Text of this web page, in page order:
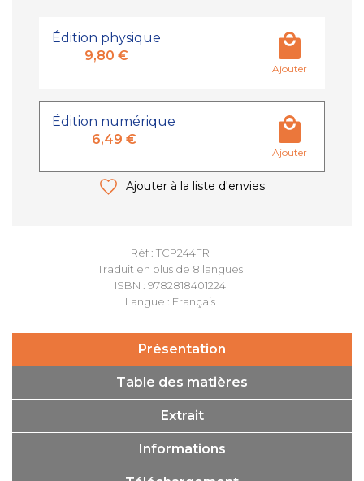
Réf : TCP244FR
Traduit en plus de 8 langues
ISBN : 9782818401224
Langue : Français
Édition physique
9,80 €
Ajouter
Édition numérique
6,49 €
Ajouter
Ajouter à la liste d'envies
Présentation
Table des matières
Extrait
Informations